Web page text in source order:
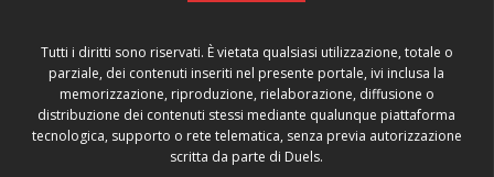
Tutti i diritti sono riservati. È vietata qualsiasi utilizzazione, totale o
parziale, dei contenuti inseriti nel presente portale, ivi inclusa la
memorizzazione, riproduzione, rielaborazione, diffusione o
distribuzione dei contenuti stessi mediante qualunque piattaforma
tecnologica, supporto o rete telematica, senza previa autorizzazione
scritta da parte di Duels.